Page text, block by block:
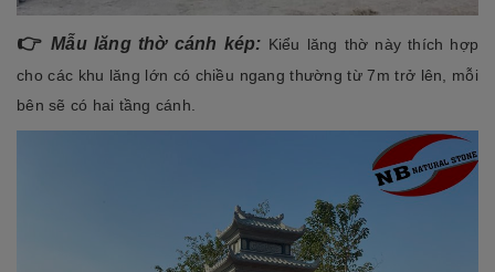
👉 Mẫu lăng thờ cánh kép: Kiểu lăng thờ này thích hợp
cho các khu lăng lớn có chiều ngang thường từ 7m trở lên, mỗi
bên sẽ có hai tầng cánh.